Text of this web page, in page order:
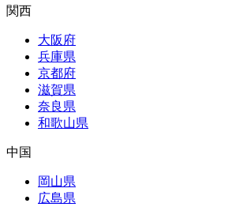
関西
大阪府
兵庫県
京都府
滋賀県
奈良県
和歌山県
中国
岡山県
広島県